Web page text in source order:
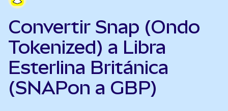
Convertir Snap (Ondo
Tokenized) a Libra
Esterlina Británica
(SNAPon a GBP)